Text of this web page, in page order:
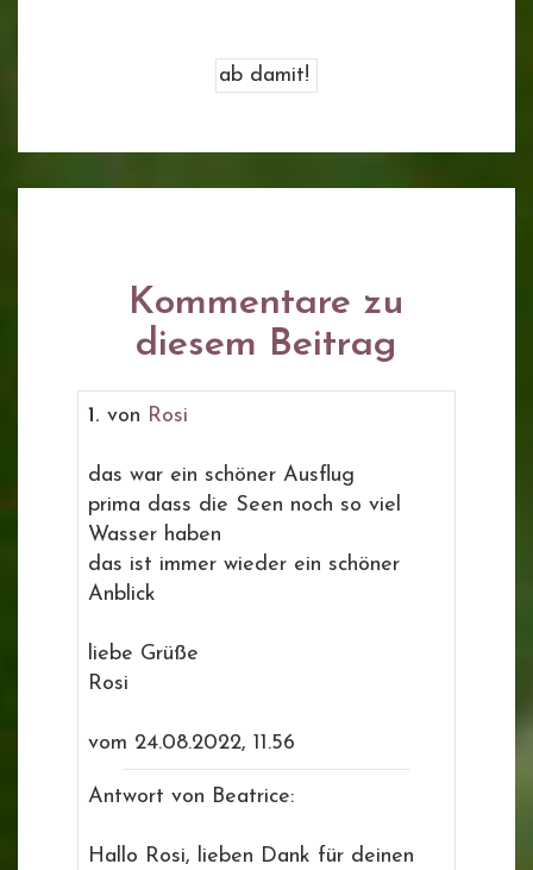
Kommentare zu
diesem Beitrag
1. von Rosi
das war ein schöner Ausflug
prima dass die Seen noch so viel
Wasser haben
das ist immer wieder ein schöner
Anblick
liebe Grüße
Rosi
vom 24.08.2022, 11.56
Antwort von Beatrice:
Hallo Rosi, lieben Dank für deinen